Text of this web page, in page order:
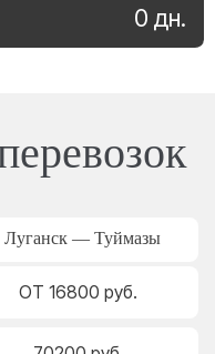
0 дн.
Луганск — Туймазы
ОТ 16800 руб.